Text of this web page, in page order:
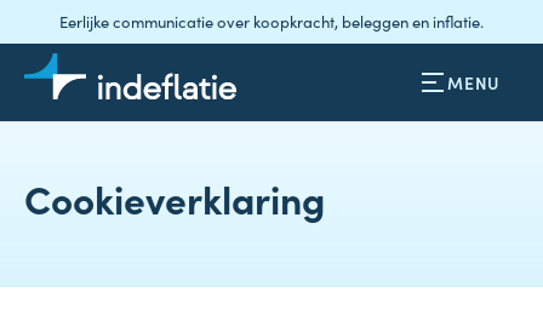
Eerlijke communicatie over koopkracht, beleggen en inflatie.
MENU
Cookieverklaring